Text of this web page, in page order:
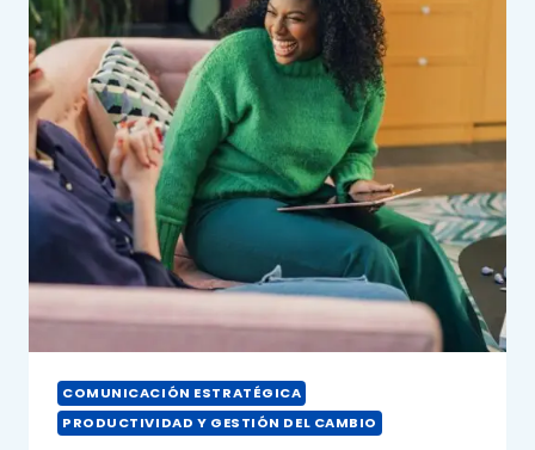
COMUNICACIÓN ESTRATÉGICA
PRODUCTIVIDAD Y GESTIÓN DEL CAMBIO